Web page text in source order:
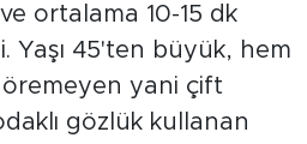
ortalama 10-15 dk
Yaşı 45'ten büyük, hem
yani çift
gözlük kullanan